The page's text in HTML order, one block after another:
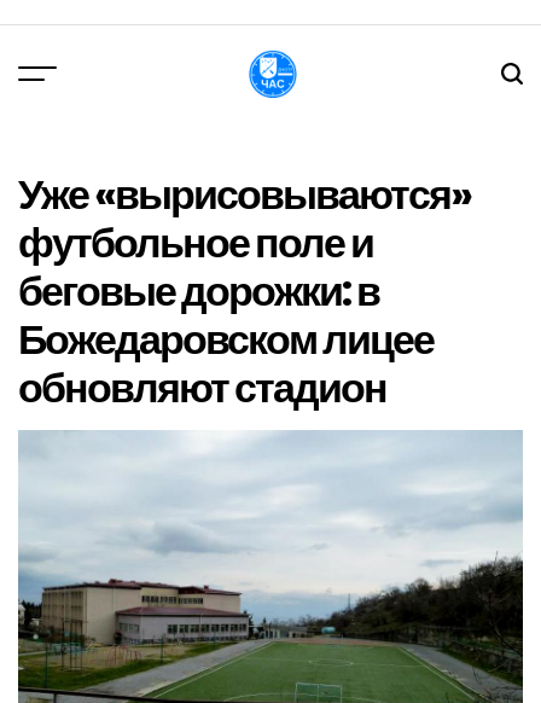
вмісту
Уже «вырисовываются»
футбольное поле и
беговые дорожки: в
Божедаровском лицее
обновляют стадион